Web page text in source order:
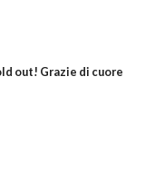
out! Grazie di cuore